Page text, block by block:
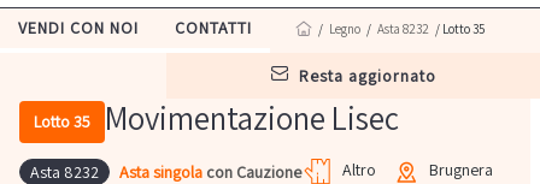
VENDI CON NOI CONTATTI
resta aggiornato
/ Legno / Asta 8232 / Lotto 35
Lotto 35 Movimentazione Lisec
Asta 8232 Asta singola con Cauzione Altro
Brugnera